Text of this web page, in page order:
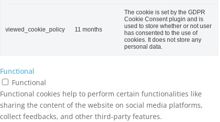
viewed_cookie_policy 11 months
The cookie is set by the GDPR
Cookie Consent plugin and is
used to store whether or not user
has consented to the use of
cookies. It does not store any
personal data.
Functional
Functional
Functional cookies help to perform certain functionalities like
sharing the content of the website on social media platforms,
collect feedbacks, and other third-party features.